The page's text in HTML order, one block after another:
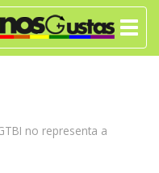
no representa a